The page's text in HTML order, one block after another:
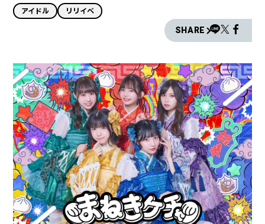
アイドル リリイベ
SHARE